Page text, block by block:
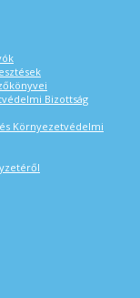
Bizottság
Környezetvédelmi